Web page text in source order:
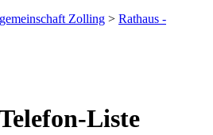
Zolling > Rathaus -
Liste